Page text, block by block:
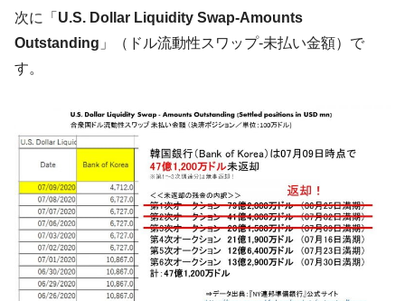
ぎ」では。
『Money1』
韓国鉄鋼最大手『POSCO』ズブズブ沈む。
営業利益80.2％も減少
にぶん殴る法案」提出！⇒ クーパン問題は合衆国企業に対
する差別。許してはおかぬ
『Money1』
韓国ボンクラ政策室長･金容範、株価暴落に
他人事のような発言。
『Money1』
韓国半導体『SKハイニックス』2026年2Qの
業績「史上最高益」当期純利益は前年同期比13.4倍に。
『Money1』
韓国･加徳島新国際空港「またも暗礁」の危
機 ⇒ 10.7兆では損が出るからできない。
次に「 U.S. Dollar Liquidity Swap-Amounts
Outstanding 」（ドル流動性スワップ-未払い金額）で
す。